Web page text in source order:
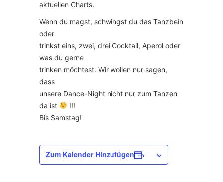
aktuellen Charts.
Wenn du magst, schwingst du das Tanzbein
oder
trinkst eins, zwei, drei Cocktail, Aperol oder
was du gerne
trinken möchtest. Wir wollen nur sagen,
dass
unsere Dance-Night nicht nur zum Tanzen
da ist
!!!
Bis Samstag!
Zum Kalender Hinzufügen